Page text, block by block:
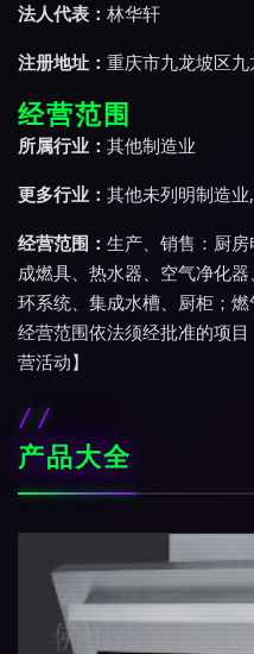
法人代表： 林华轩
注册地址： 重庆市九龙坡区
经营范围
所属行业： 其他制造业
更多行业： 其他未列明制造
经营范围： 生产、销售：厨
成燃具、热水器、空气净化
环系统、集成水槽、厨柜；
经营范围依法须经批准的项
营活动】
产品大全